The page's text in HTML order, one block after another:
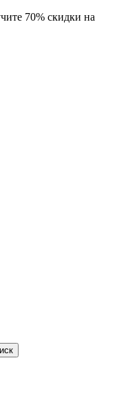
70% скидки на